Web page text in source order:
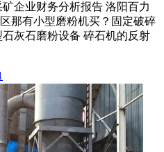
企业财务分析报告 洛阳百力
那有小型磨粉机买？固定破碎
灰石磨粉设备 碎石机的反射